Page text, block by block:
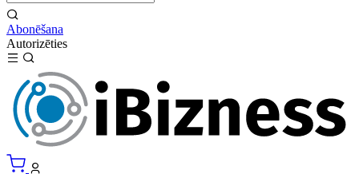
Abonēšana
Autorizēties